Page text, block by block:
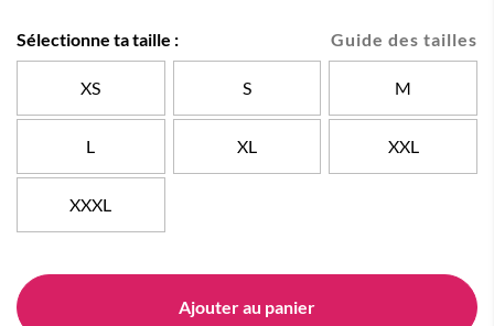
Guide des tailles
Sélectionne ta taille :
XS S M
L XL XXL
XXXL
Ajouter au panier